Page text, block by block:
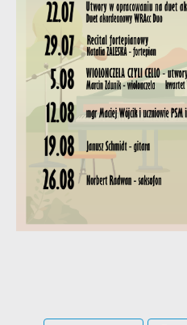
stronach podmiotów trzecich
partnerami oraz innych
charakterze pośredników
postaci wiadomości, ofert,
społecznościowych.